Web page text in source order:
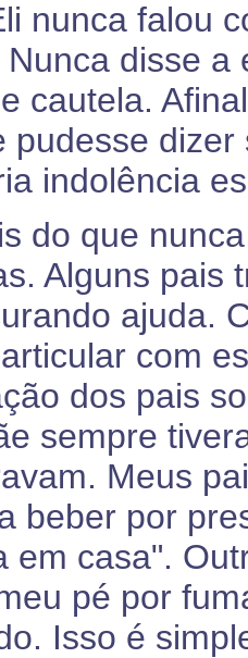
nunca falou
disse a
cautela.
pudesse
indolência
do que
Alguns pais
ajuda.
com
dos pais
sempre
Meus
beber por
em casa".
pé por
Isso é